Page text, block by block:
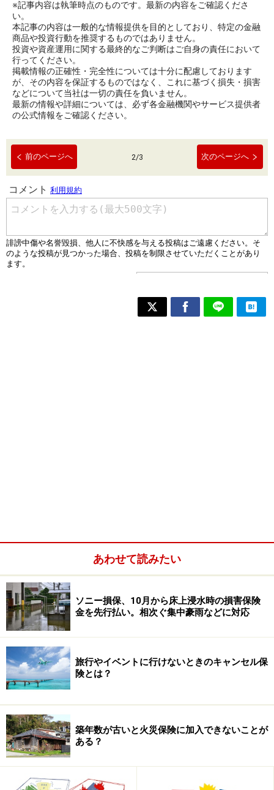
※記事内容は執筆時点のものです。最新の内容をご確認くださ
い。
本記事の内容は一般的な情報提供を目的としており、特定の金融
商品や投資行動を推奨するものではありません。
投資や資産運用に関する最終的なご判断はご自身の責任において
行ってください。
掲載情報の正確性・完全性については十分に配慮しております
が、その内容を保証するものではなく、これに基づく損失・損害
などについて当社は一切の責任を負いません。
最新の情報や詳細については、必ず各金融機関やサービス提供者
の公式情報をご確認ください。
前のページへ 2/3 次のページへ
あわせて読みたい
ソニー損保、10月から床上浸水時の損害保険
金を先行払い。相次ぐ集中豪雨などに対応
旅行やイベントに行けないときのキャンセル保
険とは？
築年数が古いと火災保険に加入できないことが
ある？